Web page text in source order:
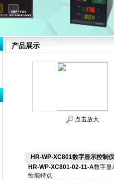
产品展示
点击放大
HR-WP-XC801数字显示控制
HR-WP-XC801-02-11-A数字显
性能特点